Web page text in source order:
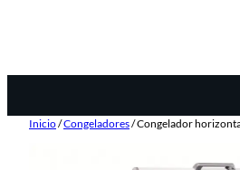
Inicio/Congeladores/ Congelador